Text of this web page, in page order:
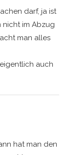
darf, ja ist
nicht im Abzug
man alles
auch
hat man den